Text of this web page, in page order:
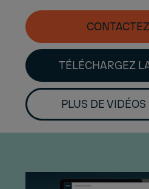
TÉLÉCHARGEZ
PLUS DE